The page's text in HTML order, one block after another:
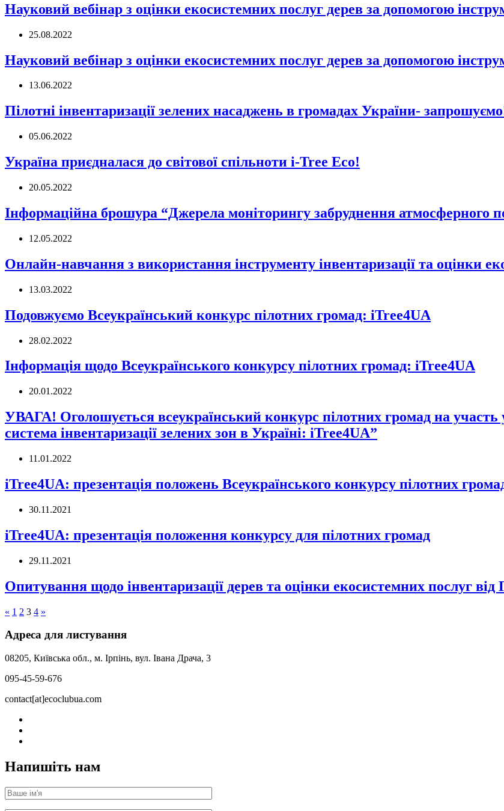
Науковий вебінар з оцінки екосистемних послуг дерев за допомогою
25.08.2022
Науковий вебінар з оцінки екосистемних послуг дерев за допомогою
13.06.2022
Пілотні інвентаризації зелених насаджень в громадах України-
05.06.2022
Україна приєдналася до світової спільноти i-Tree Eco!
20.05.2022
Інформаційна брошура “Джерела моніторингу забруднення атмосферного
12.05.2022
Онлайн-навчання з використання інструменту інвентаризації та оцінки
13.03.2022
Подовжуємо Всеукраїнський конкурс пілотних громад: iTree4UA
28.02.2022
Інформація щодо Всеукраїнського конкурсу пілотних громад: iTree4UA
20.01.2022
УВАГА! Оголошується всеукраїнський конкурс пілотних громад на участь
система інвентаризації зелених зон в Україні: iTree4UA”
11.01.2022
iTree4UA: презентація положень Всеукраїнського конкурсу пілотних
30.11.2021
iTree4UA: презентація положення конкурсу для пілотних громад
29.11.2021
Опитування щодо інвентаризації дерев та оцінки екосистемних послуг
« 1 2 3 4 »
Адреса для листування
08205, Київська обл., м. Ірпінь, вул. Івана Драча, 3
095-45-59-676
contact[at]ecoclubua.com
Напишіть нам